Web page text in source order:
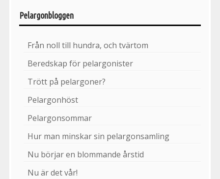
Pelargonbloggen
Från noll till hundra, och tvärtom
Beredskap för pelargonister
Trött på pelargoner?
Pelargonhöst
Pelargonsommar
Hur man minskar sin pelargonsamling
Nu börjar en blommande årstid
Nu är det vår!